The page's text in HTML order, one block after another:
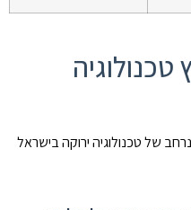
של טכנולוגיה ירוקה בישראל